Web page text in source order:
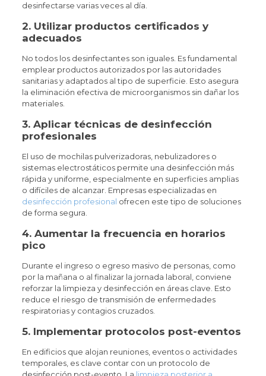
desinfectarse varias veces al día.
2. Utilizar productos certificados y
adecuados
No todos los desinfectantes son iguales. Es fundamental
emplear productos autorizados por las autoridades
sanitarias y adaptados al tipo de superficie. Esto asegura
la eliminación efectiva de microorganismos sin dañar los
materiales.
3. Aplicar técnicas de desinfección
profesionales
El uso de mochilas pulverizadoras, nebulizadores o
sistemas electrostáticos permite una desinfección más
rápida y uniforme, especialmente en superficies amplias
o difíciles de alcanzar. Empresas especializadas en
desinfección profesional ofrecen este tipo de soluciones
de forma segura.
4. Aumentar la frecuencia en horarios
pico
Durante el ingreso o egreso masivo de personas, como
por la mañana o al finalizar la jornada laboral, conviene
reforzar la limpieza y desinfección en áreas clave. Esto
reduce el riesgo de transmisión de enfermedades
respiratorias y contagios cruzados.
5. Implementar protocolos post-eventos
En edificios que alojan reuniones, eventos o actividades
temporales, es clave contar con un protocolo de